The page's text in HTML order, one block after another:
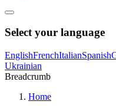
Select your language
EnglishFrenchItalianSpanish
Ukrainian
Breadcrumb
Home